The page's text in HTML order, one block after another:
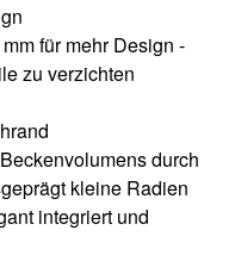
für mehr Design -
zu verzichten
durch
kleine Radien
integriert und